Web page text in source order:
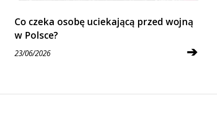
Co czeka osobę uciekającą przed wojną
w Polsce?
➔
23/06/2026